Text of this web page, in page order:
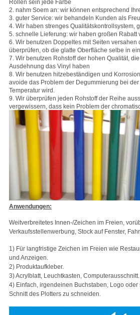
Rollen sein jede Farbe
2. nahm Soem an: wir können entsprechend
3. guter Service: wir behandeln Kunden als
4. Wir haben strenges Qualitätskontrollsystem,
5. schnelle Lieferung: wir haben großen Rabatt
6. Wir benutzen Doppeltes mit Seiten versahen
überprüfen, ob die glatte Oberfläche selbe in
7. Wir benutzen Rohstoff der hohen Qualität,
Ausdehnung das Vinyl haben
8. Wir benutzen hitzebeständigen und
avoide das Problem der Degummierung bei
Temperatur wird.
9. Wir überprüfen jeden Rohstoff der Reihe
vergewissern, dass kein Problem der
Anwendungen:
Weitverbreitetes Innen-/Zeichen im Freien,
Verkaufsstellenwerbung, Stock auf Fenster,
1) Für langfristige Zeichen im Freien wie
und Anzeigen.
2) Produktaufkleber.
3) Acrylblatt, Leuchtkasten, Computerausschnitt.
4) Einfach, irgendeinen Buchstaben, Logo
Schnitt des Plotters zu schneiden.